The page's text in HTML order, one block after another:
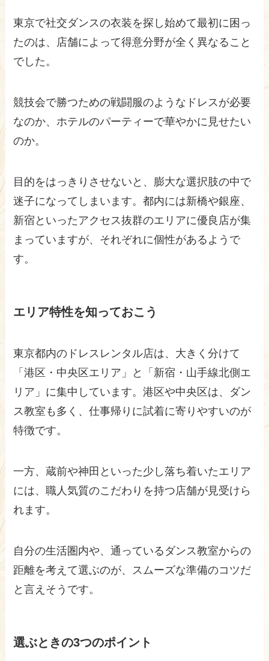
東京で社交ダンスの衣装を探し始めて最初に困っ
たのは、店舗によって得意分野が全く異なること
でした。
競技会で勝つための戦闘服のようなドレスが必要
なのか、ホテルのパーティーで華やかに見せたい
のか。
目的をはっきりさせないと、膨大な選択肢の中で
迷子になってしまいます。都内には新橋や銀座、
新宿といったアクセス抜群のエリアに優良店が集
まっていますが、それぞれに個性があるようで
す。
エリア特性を知っておこう
東京都内のドレスレンタル店は、大きく分けて
「港区・中央区エリア」と「新宿・山手線北側エ
リア」に集中しています。港区や中央区は、ダン
ス教室も多く、仕事帰りに試着に寄りやすいのが
特徴です。
一方、蔵前や神田といった少し落ち着いたエリア
には、職人気質のこだわりを持つ店舗が見受けら
れます。
自分の生活圏内や、通っているダンス教室からの
距離を考えて選ぶのが、スムーズな準備のコツだ
と言えそうです。
選ぶときの3つのポイント